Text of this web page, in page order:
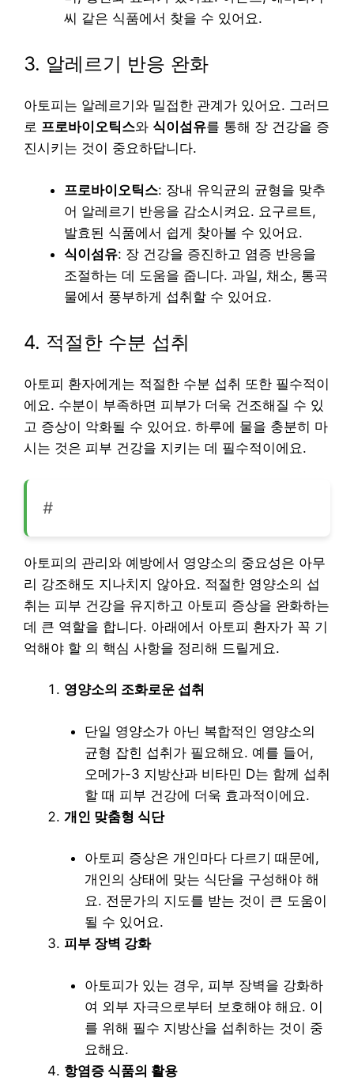
씨 같은 식품에서 찾을 수 있어요.
3. 알레르기 반응 완화
아토피는 알레르기와 밀접한 관계가 있어요. 그러므
로 프로바이오틱스와 식이섬유를 통해 장 건강을 증
진시키는 것이 중요하답니다.
프로바이오틱스: 장내 유익균의 균형을 맞추
어 알레르기 반응을 감소시켜요. 요구르트,
발효된 식품에서 쉽게 찾아볼 수 있어요.
식이섬유: 장 건강을 증진하고 염증 반응을
조절하는 데 도움을 줍니다. 과일, 채소, 통곡
물에서 풍부하게 섭취할 수 있어요.
4. 적절한 수분 섭취
아토피 환자에게는 적절한 수분 섭취 또한 필수적이
에요. 수분이 부족하면 피부가 더욱 건조해질 수 있
고 증상이 악화될 수 있어요. 하루에 물을 충분히 마
시는 것은 피부 건강을 지키는 데 필수적이에요.
#
아토피의 관리와 예방에서 영양소의 중요성은 아무
리 강조해도 지나치지 않아요. 적절한 영양소의 섭
취는 피부 건강을 유지하고 아토피 증상을 완화하는
데 큰 역할을 합니다. 아래에서 아토피 환자가 꼭 기
억해야 할 의 핵심 사항을 정리해 드릴게요.
영양소의 조화로운 섭취
단일 영양소가 아닌 복합적인 영양소의
균형 잡힌 섭취가 필요해요. 예를 들어,
오메가-3 지방산과 비타민 D는 함께 섭취
할 때 피부 건강에 더욱 효과적이에요.
개인 맞춤형 식단
아토피 증상은 개인마다 다르기 때문에,
개인의 상태에 맞는 식단을 구성해야 해
요. 전문가의 지도를 받는 것이 큰 도움이
될 수 있어요.
피부 장벽 강화
아토피가 있는 경우, 피부 장벽을 강화하
여 외부 자극으로부터 보호해야 해요. 이
를 위해 필수 지방산을 섭취하는 것이 중
요해요.
항염증 식품의 활용